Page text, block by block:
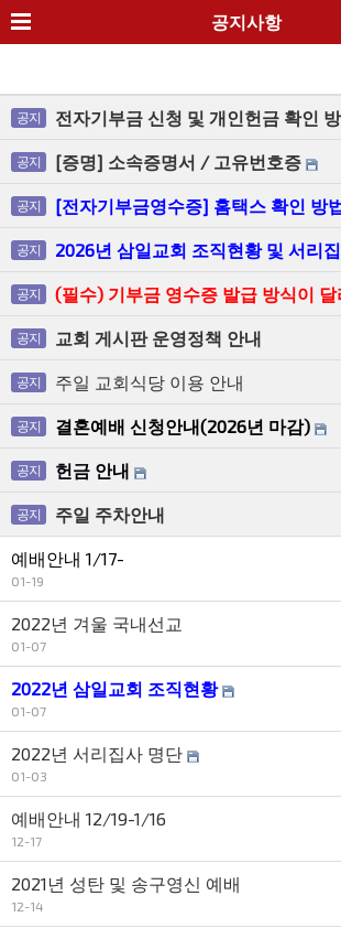
공지사항
공지 전자기부금 신청 및 개인헌금 확인
공지 [증명] 소속증명서 / 고유번호증
공지 [전자기부금영수증] 홈택스 확인 방
공지 2026년 삼일교회 조직현황 및 서리
공지 (필수) 기부금 영수증 발급 방식이
공지 교회 게시판 운영정책 안내
공지 주일 교회식당 이용 안내
공지 결혼예배 신청안내(2026년 마감)
공지 헌금 안내
공지 주일 주차안내
예배안내 1/17-
01-19
2022년 겨울 국내선교
01-07
2022년 삼일교회 조직현황
01-07
2022년 서리집사 명단
01-03
예배안내 12/19-1/16
12-17
2021년 성탄 및 송구영신 예배
12-14